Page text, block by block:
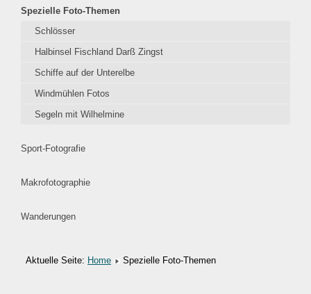
Spezielle Foto-Themen
Schlösser
Halbinsel Fischland Darß Zingst
Schiffe auf der Unterelbe
Windmühlen Fotos
Segeln mit Wilhelmine
Sport-Fotografie
Makrofotographie
Wanderungen
Aktuelle Seite: Home Spezielle Foto-Themen